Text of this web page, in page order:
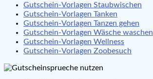
Gutschein-Vorlagen Staubwischen
Gutschein-Vorlagen Tanken
Gutschein-Vorlagen Tanzen gehen
Gutschein-Vorlagen Wäsche waschen
Gutschein-Vorlagen Wellness
Gutschein-Vorlagen Zoobesuch